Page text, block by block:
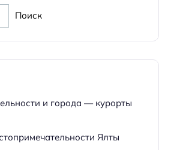
Поиск
и города — курорты
Ялты